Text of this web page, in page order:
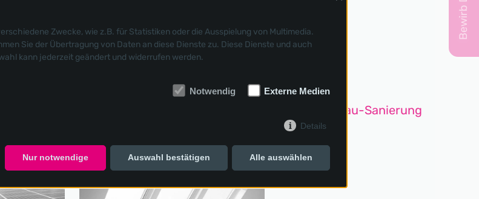
Fassade
Zwecke, wie z.B. für Statistiken oder die Ausspielung von Multimedia.
Sie der Übertragung von Daten an diese Dienste zu. Diese Dienste und auch
kann jederzeit geändert und widerrufen werden.
Notwendig Externe Medien
Details
Nur notwendige Auswahl bestätigen Alle auswählen